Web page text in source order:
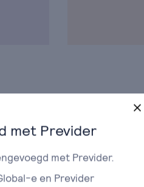
met Previder
met Previder.
e en Previder